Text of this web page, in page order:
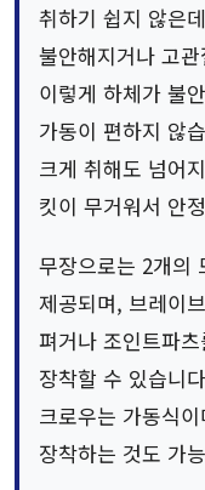
취하기 쉽지 않은
불안해지거나 고
이렇게 하체가 불
가동이 편하지 않
크게 취해도 넘어
킷이 무거워서 안
무장으로는 2개의
제공되며, 브레이
펴거나 조인트파
장착할 수 있습니
크로우는 가동식
장착하는 것도 가